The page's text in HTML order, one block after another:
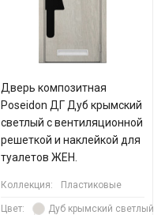
Дверь композитная
Poseidon ДГ Дуб крымский
светлый с вентиляционной
решеткой и наклейкой для
туалетов ЖЕН.
Коллекция: Пластиковые
Цвет: Дуб крымский светлый